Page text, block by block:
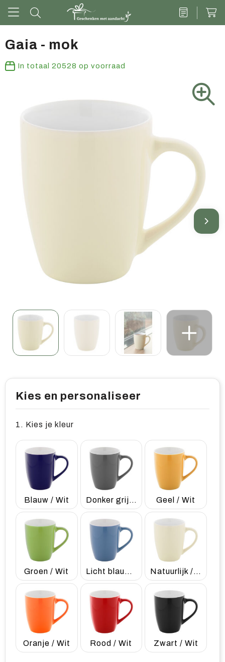
Tassen
Kleding
Home & living
Wellness
Overige relatiegeschenken
Gaia - mok
In totaal 20528 op voorraad
Kies en personaliseer
1. Kies je kleur
Blauw / Wit Donker grijs / Wit Geel / Wit
Groen / Wit Licht blauw / Wit Natuurlijk / Wit
Oranje / Wit Rood / Wit Zwart / Wit